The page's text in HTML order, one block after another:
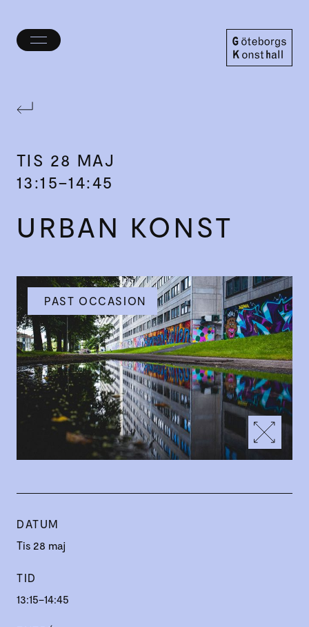
Öppna/stäng
TIS 28 MAJ
13:15–14:45
URBAN KONST
DATUM
Tis 28 maj
TID
13:15–14:45
PAST OCCASION